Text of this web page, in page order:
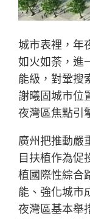
城市表裡，年
如火如荼，進
能級，對鞏搜
謝曦固城市位
夜灣區焦點引
廣州把推動嚴
目扶植作為促
植國際性綜合
能、強化城市
夜灣區基本舉